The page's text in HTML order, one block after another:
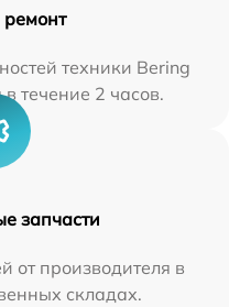
техники Bering
течение 2 часов.
запчасти
от производителя в
складах.